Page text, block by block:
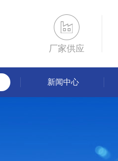
厂家供应
新闻中心